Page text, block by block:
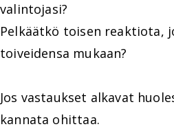
valintojasi?
Pelkäätkö toisen reaktiota,
toiveidensa mukaan?
Jos vastaukset alkavat
kannata ohittaa.